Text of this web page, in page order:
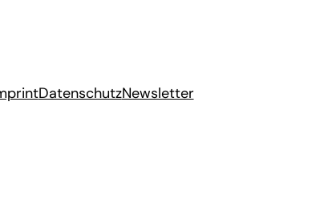
DatenschutzNewsletter